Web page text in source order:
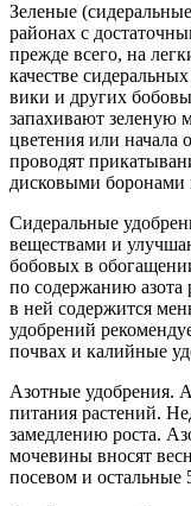
Зеленые
районах с
прежде всего, на
качестве
вики и других
запахивают зеленую
цветения или начала
проводят
дисковыми боронами
Сидеральные
веществами и
бобовых в
по содержанию азота
в ней содержится
удобрений
почвах и калийные
Азотные удобрения.
питания растений.
замедлению роста.
мочевины вносят
посевом и